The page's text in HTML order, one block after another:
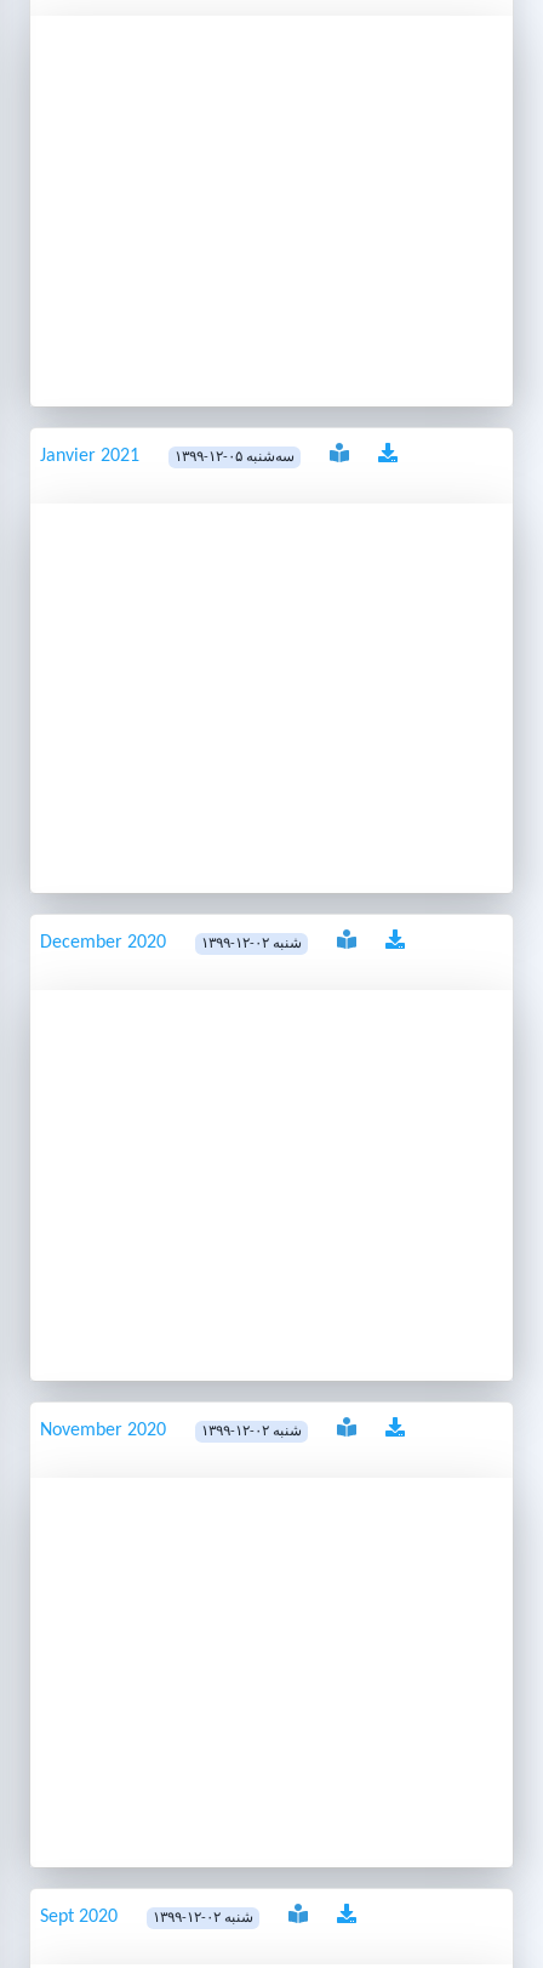
Janvier 2021 ۱۳۹۹-۱۲-۰۵ سه‌شنبه
December 2020 ۱۳۹۹-۱۲-۰۲ شنبه
November 2020 ۱۳۹۹-۱۲-۰۲ شنبه
Sept 2020 ۱۳۹۹-۱۲-۰۲ شنبه